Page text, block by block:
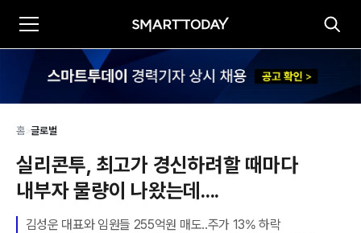
홈>글로벌
실리콘투, 최고가 경신하려할 때마다
내부자 물량이 나왔는데....
김성운 대표와 임원들 255억원 매도..주가 13% 하락